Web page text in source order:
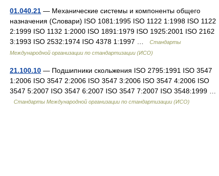
01.040.21 — Механические системы и компоненты общего
назначения (Словари) ISO 1081:1995 ISO 1122 1:1998 ISO 1122
2:1999 ISO 1132 1:2000 ISO 1891:1979 ISO 1925:2001 ISO 2162
3:1993 ISO 2532:1974 ISO 4378 1:1997 …
Стандарты
Международной организации по стандартизации (ИСО)
21.100.10 — Подшипники скольжения ISO 2795:1991 ISO 3547
1:2006 ISO 3547 2:2006 ISO 3547 3:2006 ISO 3547 4:2006 ISO
3547 5:2007 ISO 3547 6:2007 ISO 3547 7:2007 ISO 3548:1999 …
Стандарты Международной организации по стандартизации (ИСО)